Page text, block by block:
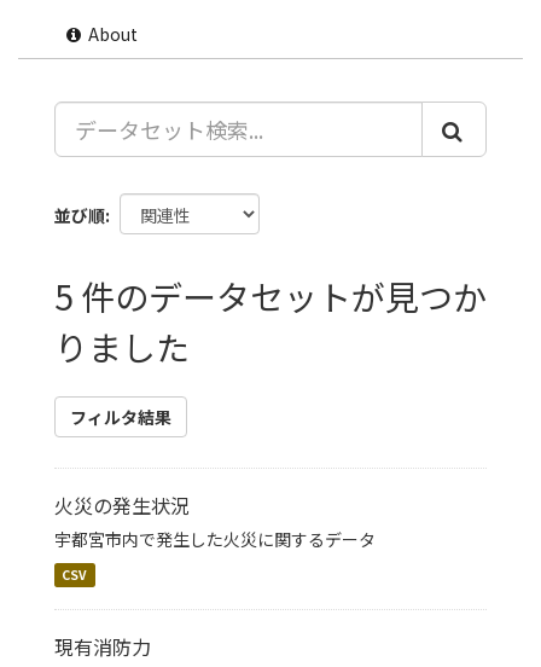
About
並び順
5 件のデータセットが見つか
りました
フィルタ結果
火災の発生状況
宇都宮市内で発生した火災に関するデータ
CSV
現有消防力